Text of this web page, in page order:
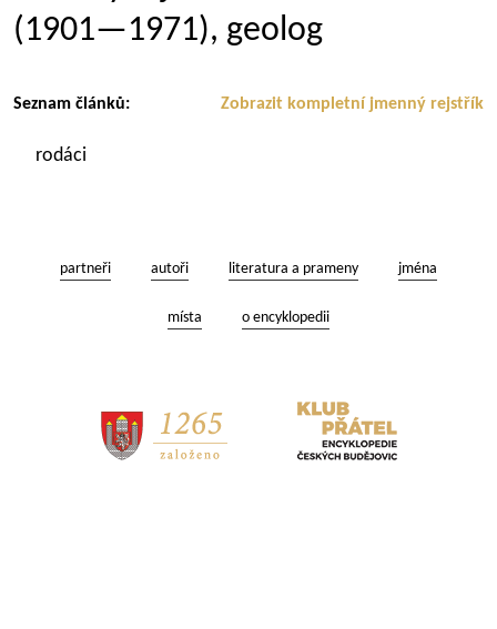
(1901—1971), geolog
Zobrazit kompletní jmenný rejstřík
Seznam článků:
rodáci
partneři autoři literatura a prameny jména
místa o encyklopedii